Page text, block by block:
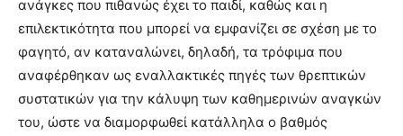
ανάγκες που πιθανώς έχει το παιδί, καθώς και η
επιλεκτικότητα που μπορεί να εμφανίζει σε σχέση με το
φαγητό, αν καταναλώνει, δηλαδή, τα τρόφιμα που
αναφέρθηκαν ως εναλλακτικές πηγές των θρεπτικών
συστατικών για την κάλυψη των καθημερινών αναγκών
του, ώστε να διαμορφωθεί κατάλληλα ο βαθμός